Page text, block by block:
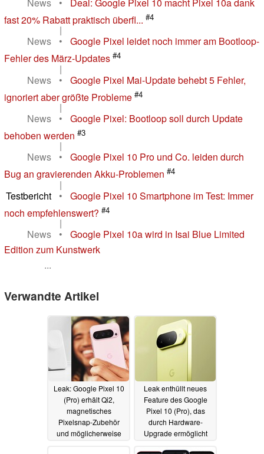
fast 20% Rabatt praktisch überfl... #4
|
News
•
Google Pixel leidet noch immer am Bootloop-
Fehler des März-Updates #4
|
News
•
Google Pixel Mai-Update behebt 5 Fehler,
ignoriert aber größte Probleme #4
|
News
•
Google Pixel: Bootloop soll durch Update
behoben werden #3
|
News
•
Google Pixel 10 Pro und Co. leiden durch
Bug an gravierenden Akku-Problemen #4
|
Testbericht
•
Google Pixel 10 Smartphone im Test: Immer
noch empfehlenswert? #4
|
News
•
Google Pixel 10a wird in Isai Blue Limited
Edition zum Kunstwerk
...
Verwandte Artikel
Leak: Google Pixel 10
(Pro) erhält Qi2,
magnetisches
Pixelsnap-Zubehör
und möglicherweise
Leak enthüllt neues
Feature des Google
Pixel 10 (Pro), das
durch Hardware-
Upgrade ermöglicht